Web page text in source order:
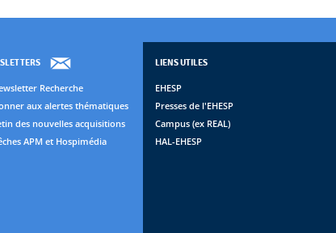
Recherche
aux alertes thématiques
des nouvelles acquisitions
APM et Hospimédia
LIENS UTILES
EHESP
Presses de l'EHESP
Campus (ex REAL)
HAL-EHESP